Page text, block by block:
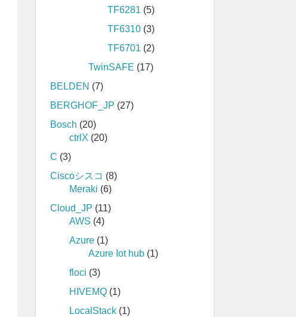
TF6281 (5)
TF6310 (3)
TF6701 (2)
TwinSAFE (17)
BELDEN (7)
BERGHOF_JP (27)
Bosch (20)
ctrlX (20)
C (3)
Ciscoシスコ (8)
Meraki (6)
Cloud_JP (11)
AWS (4)
Azure (1)
Azure Iot hub (1)
floci (3)
HIVEMQ (1)
LocalStack (1)